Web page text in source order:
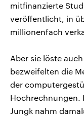
mitfinanzierte
veröffentlicht, in
millionenfach
Aber sie löste
bezweifelten die
der
Hochrechnungen.
Jungk nahm